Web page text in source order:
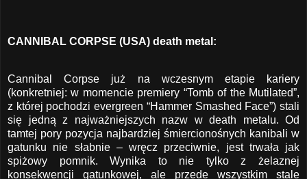
CANNIBAL CORPSE (USA) death metal:
Cannibal Corpse już na wczesnym etapie kariery
(konkretniej: w momencie premiery “Tomb of the Mutilated”,
z której pochodzi evergreen “Hammer Smashed Face”) stali
się jedną z najważniejszych nazw w death metalu. Od
tamtej pory pozycja najbardziej śmiercionośnych kanibali w
gatunku nie słabnie – wręcz przeciwnie, jest trwała jak
spiżowy pomnik. Wynika to nie tylko z żelaznej
konsekwencji gatunkowej, ale przede wszystkim stale